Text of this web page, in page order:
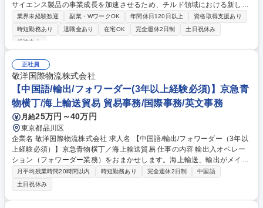
サイエンス製品の事業成長を加速させるため、チルド領域における新しい
流通モデルの構築が課題となっており、スペシャリストとして、戦略立案
から実行まで多岐にわたる業務をお任せできる方を募集します。 【詳細】
■事業戦略を踏まえた物流戦略の策定と実行 ■最適な生産需給・物流ネッ
及び連携 ■キリングループ外企業との物流協業の企画、実行 【キャリアパ
ス】将来的には、物流現場の深い知見と戦略的思考を兼ね備えた人材とし
て、他事業部門のマネジメント層へのキャリアアップも視野に入ります。
募集職種 【物流戦略企画～実行/チルド】注力中のヘルスサイエンス領域
の物流を支える
業界未経験歓迎 副業・WワークOK 年間休日120日以上
資格取得支援あり
時短勤務あり
退職金あり 在宅OK 完全週休2日制
土日祝休み
服装自由
正社員
敬洋国際物流株式会社
【中国語/輸出/フォワーダー(3年以上経験必須)】京急青
物横丁/海上輸送貿易 貿易事務/国際事務/英文事務
月給25万円～40万円
東京都品川区
企業名 敬洋国際物流株式会社 求人名 【中国語/輸出/フォワーダー（3年以
上経験必須）】京急青物横丁／海上輸送貿易 仕事の内容 輸出入オペレー
ション（フォワーダー業務）をおまかせします。海上輸送、輸出がメイン
業務となります。リピート顧客（中国語を使う想定）からの案件拡大化を
見据えた組織強化を実施中。そのための増員採用です。 【特徴】案件の9
0％が輸出業務を占めます。海上輸送が100％です。 【対象物】コンテナ
輸送（金属、プラスチック、精密機器など） 【役割・期待】入社後、輸出
月平均残業時間20時間以内 時短勤務あり 完全週休2日制
中国語
土日祝休み